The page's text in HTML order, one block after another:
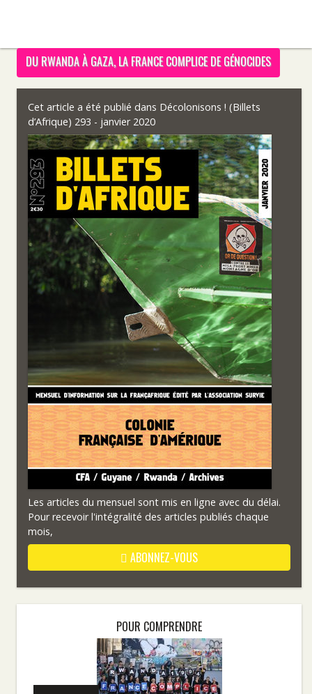
DU RWANDA À GAZA, LA FRANCE COMPLICE DE GÉNOCIDES
Cet article a été publié dans Décolonisons ! (Billets
d’Afrique) 293 - janvier 2020
Les articles du mensuel sont mis en ligne avec du délai.
Pour recevoir l'intégralité des articles publiés chaque
mois,
ABONNEZ-VOUS
POUR COMPRENDRE